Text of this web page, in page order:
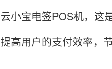
云小宝电签POS机，这
提高用户的支付效率，